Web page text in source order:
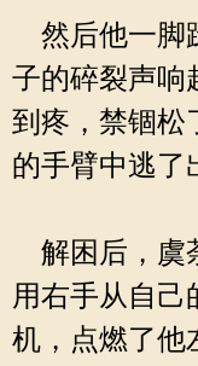
然后他一脚
子的碎裂声响
到疼，禁锢松
的手臂中逃了
解困后，虞
用右手从自己
机，点燃了他